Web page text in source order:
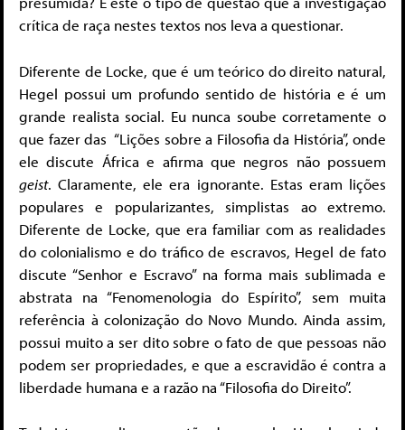
crítica de raça nestes textos nos leva a questionar.
Diferente de Locke, que é um teórico do direito natural,
Hegel possui um profundo sentido de história e é um
grande realista social. Eu nunca soube corretamente o
que fazer das “Lições sobre a Filosofia da História”, onde
ele discute África e afirma que negros não possuem
geist. Claramente, ele era ignorante. Estas eram lições
populares e popularizantes, simplistas ao extremo.
Diferente de Locke, que era familiar com as realidades
do colonialismo e do tráfico de escravos, Hegel de fato
discute “Senhor e Escravo” na forma mais sublimada e
abstrata na “Fenomenologia do Espírito”, sem muita
referência à colonização do Novo Mundo. Ainda assim,
possui muito a ser dito sobre o fato de que pessoas não
podem ser propriedades, e que a escravidão é contra a
liberdade humana e a razão na “Filosofia do Direito”.